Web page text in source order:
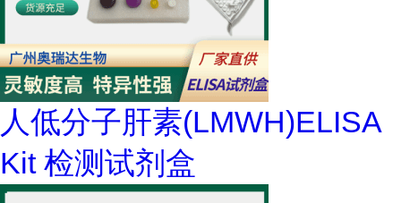
人低分子肝素(LMWH)ELISA
Kit 检测试剂盒